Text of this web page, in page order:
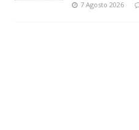
7 Agosto 2026